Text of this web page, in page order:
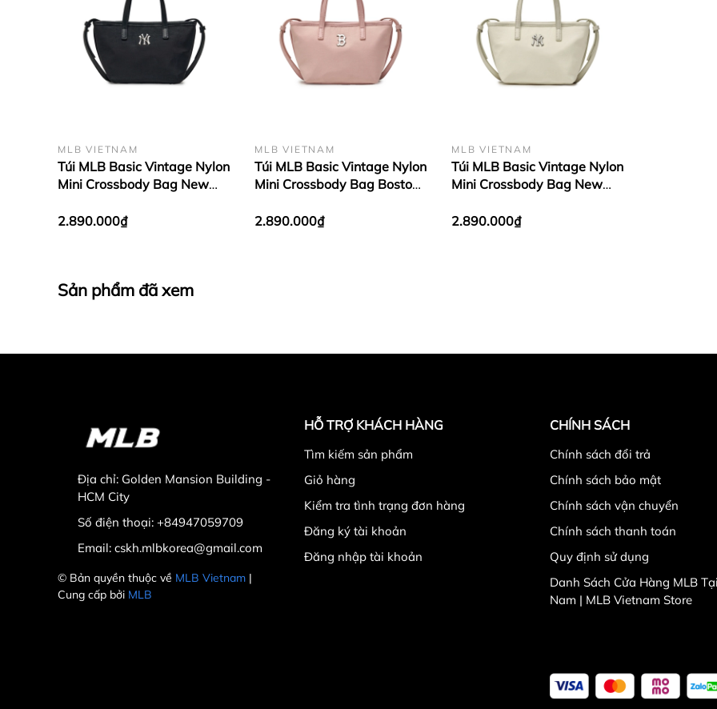
MLB VIETNAM
Túi MLB Basic Vintage Nylon
Mini Crossbody Bag New
2.890.000₫
MLB VIETNAM
Túi MLB Basic Vintage Nylon
Mini Crossbody Bag Boston
2.890.000₫
MLB VIETNAM
Túi MLB Basic Vintage Nylon
Mini Crossbody Bag New
2.890.000₫
Sản phẩm đã xem
Địa chỉ: Golden Mansion Building -
HCM City
Số điện thoại: +84947059709
Email: cskh.mlbkorea@gmail.com
© Bản quyền thuộc về MLB Vietnam |
Cung cấp bởi MLB
HỖ TRỢ KHÁCH HÀNG
Tìm kiếm sản phẩm
Giỏ hàng
Kiểm tra tình trạng đơn hàng
Đăng ký tài khoản
Đăng nhập tài khoản
CHÍNH SÁCH
Chính sách đổi trả
Chính sách bảo mật
Chính sách vận chuyển
Chính sách thanh toán
Quy định sử dụng
Danh Sách Cửa Hàng MLB
Nam | MLB Vietnam Store